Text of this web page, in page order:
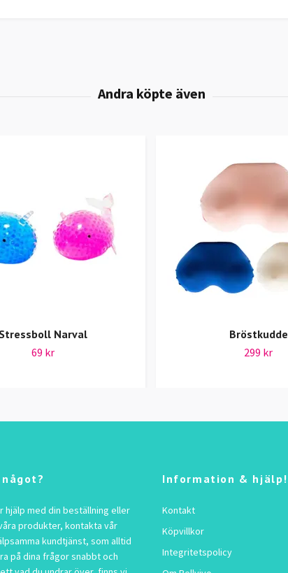
Stressboll Narval
69 kr
Bröstkudde
299 kr
hjälp med din beställning eller
produkter, kontakta vår
kundtjänst, som alltid
på dina frågor snabbt och
Information & hjälp!
Kontakt
Köpvillkor
Integritetspolicy